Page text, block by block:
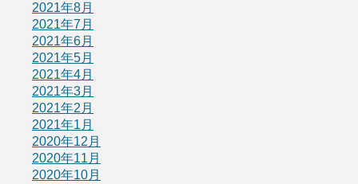
2021年8月
2021年7月
2021年6月
2021年5月
2021年4月
2021年3月
2021年2月
2021年1月
2020年12月
2020年11月
2020年10月